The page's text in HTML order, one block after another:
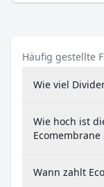
Häufig gestellte
Wie viel
Wie hoch ist
Ecomembrane
Wann zahlt